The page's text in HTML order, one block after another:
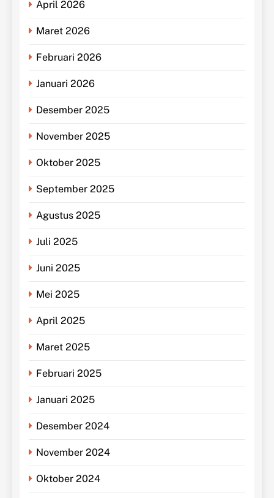
April 2026
Maret 2026
Februari 2026
Januari 2026
Desember 2025
November 2025
Oktober 2025
September 2025
Agustus 2025
Juli 2025
Juni 2025
Mei 2025
April 2025
Maret 2025
Februari 2025
Januari 2025
Desember 2024
November 2024
Oktober 2024